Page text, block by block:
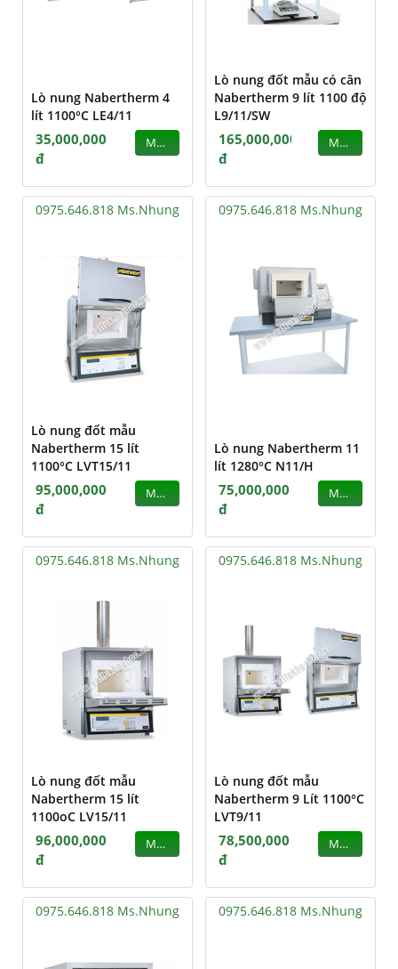
Lò nung Nabertherm 4
lít 1100°C LE4/11
35,000,000
đ
MUA
Lò nung đốt mẫu có cân
Nabertherm 9 lít 1100 độ
L9/11/SW
165,000,000
đ
MUA
0975.646.818 Ms.Nhung
Lò nung đốt mẫu
Nabertherm 15 lít
1100°C LVT15/11
95,000,000
đ
MUA
0975.646.818 Ms.Nhung
Lò nung Nabertherm 11
lít 1280°C N11/H
75,000,000
đ
MUA
0975.646.818 Ms.Nhung
Lò nung đốt mẫu
Nabertherm 15 lít
1100oC LV15/11
96,000,000
đ
MUA
0975.646.818 Ms.Nhung
Lò nung đốt mẫu
Nabertherm 9 Lít 1100°C
LVT9/11
78,500,000
đ
MUA
0975.646.818 Ms.Nhung 0975.646.818 Ms.Nhung